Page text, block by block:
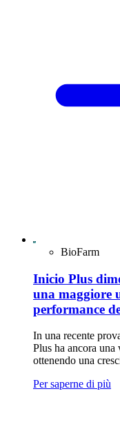
BioFarm
Inicio Plus
una maggiore
performance
In una recente
Plus ha ancora
ottenendo una
Per saperne di più